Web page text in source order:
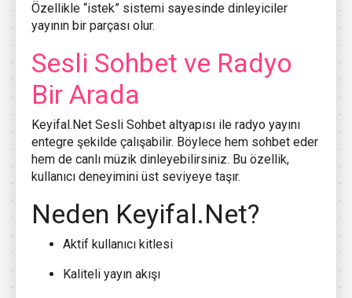
Özellikle “istek” sistemi sayesinde dinleyiciler
yayının bir parçası olur.
Sesli Sohbet ve Radyo
Bir Arada
Keyifal.Net Sesli Sohbet altyapısı ile radyo yayını
entegre şekilde çalışabilir. Böylece hem sohbet eder
hem de canlı müzik dinleyebilirsiniz. Bu özellik,
kullanıcı deneyimini üst seviyeye taşır.
Neden Keyifal.Net?
Aktif kullanıcı kitlesi
Kaliteli yayın akışı